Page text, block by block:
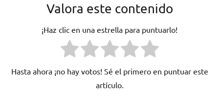
Valora este contenido
¡Haz clic en una estrella para puntuarlo!
Hasta ahora ¡no hay votos! Sé el primero en puntuar este
artículo.